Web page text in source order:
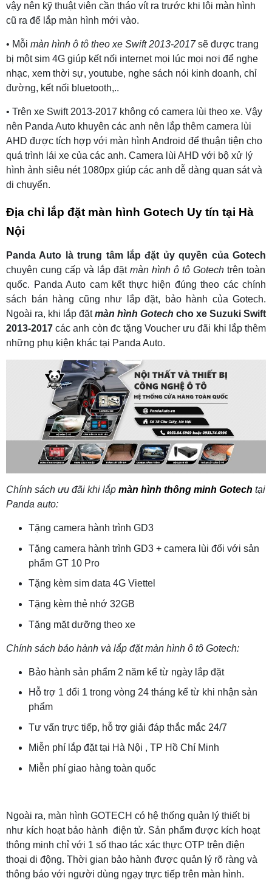
vậy nên kỹ thuật viên cần tháo vít ra trước khi lôi màn hình
cũ ra để lắp màn hình mới vào.
• Mỗi màn hình ô tô theo xe Swift 2013-2017sẽ được trang
bị một sim 4G giúp kết nối internet mọi lúc mọi nơi để nghe
nhạc, xem thời sự, youtube, nghe sách nói kinh doanh, chỉ
đường, kết nối bluetooth,..
• Trên xe Swift 2013-2017 không có camera lùi theo xe. Vậy
nên Panda Auto khuyên các anh nên lắp thêm camera lùi
AHD được tích hợp với màn hình Android để thuận tiện cho
quá trình lái xe của các anh. Camera lùi AHD với bộ xử lý
hình ảnh siêu nét 1080px giúp các anh dễ dàng quan sát và
di chuyển.
Địa chỉ lắp đặt màn hình Gotech Uy tín tại Hà
Nội
Panda Auto là trung tâm lắp đặt ủy quyền của Gotech
chuyên cung cấp và lắp đặt màn hình ô tô Gotech trên toàn
quốc. Panda Auto cam kết thực hiện đúng theo các chính
sách bán hàng cũng như lắp đặt, bảo hành của Gotech.
Ngoài ra, khi lắp đặtmàn hình Gotech cho xe Suzuki Swift
2013-2017các anh còn đc tặng Voucher ưu đãi khi lắp thêm
những phụ kiện khác tại Panda Auto.
Chính sách ưu đãi khi lắp màn hình thông minh Gotech tại
Panda auto:
Tặng camera hành trình GD3
Tặng camera hành trình GD3 + camera lùi đối với sản
phẩm GT 10 Pro
Tặng kèm sim data 4G Viettel
Tặng kèm thẻ nhớ 32GB
Tặng mặt dưỡng theo xe
Chính sách bảo hành và lắp đặt màn hình ô tô Gotech:
Bảo hành sản phẩm 2 năm kể từ ngày lắp đặt
Hỗ trợ 1 đổi 1 trong vòng 24 tháng kể từ khi nhận sản
phẩm
Tư vấn trực tiếp, hỗ trợ giải đáp thắc mắc 24/7
Miễn phí lắp đặt tại Hà Nội , TP Hồ Chí Minh
Miễn phí giao hàng toàn quốc
Ngoài ra, màn hình GOTECH có hệ thống quản lý thiết bị
như kích hoạt bảo hành điện tử. Sản phẩm được kích hoạt
thông minh chỉ với 1 số thao tác xác thực OTP trên điện
thoại di động. Thời gian bảo hành được quản lý rõ ràng và
thông báo với người dùng ngạy trực tiếp trên màn hình.